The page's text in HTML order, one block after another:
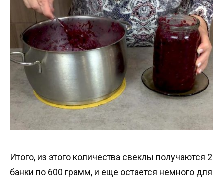
Итого, из этого количества свеклы получаются 2
банки по 600 грамм, и еще остается немного для